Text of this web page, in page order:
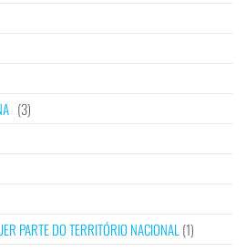
(3)
PARTE DO TERRITÓRIO NACIONAL (1)